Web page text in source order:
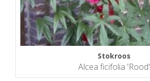
Stokroos
Alcea ficifolia 'Rood'